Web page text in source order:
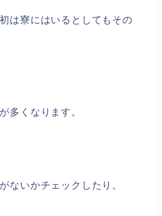
初は寮にはいるとしてもその
多くなります。
ないかチェックしたり。